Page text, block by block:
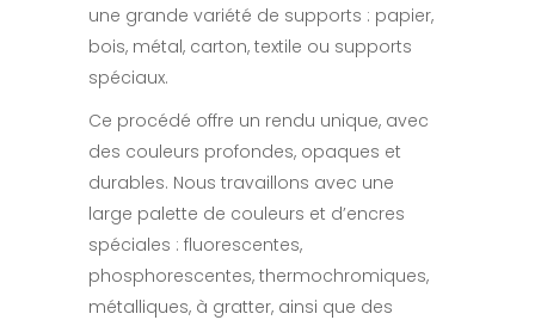
une grande variété de supports : papier,
bois, métal, carton, textile ou supports
spéciaux.
Ce procédé offre un rendu unique, avec
des couleurs profondes, opaques et
durables. Nous travaillons avec une
large palette de couleurs et d’encres
spéciales : fluorescentes,
phosphorescentes, thermochromiques,
métalliques, à gratter, ainsi que des